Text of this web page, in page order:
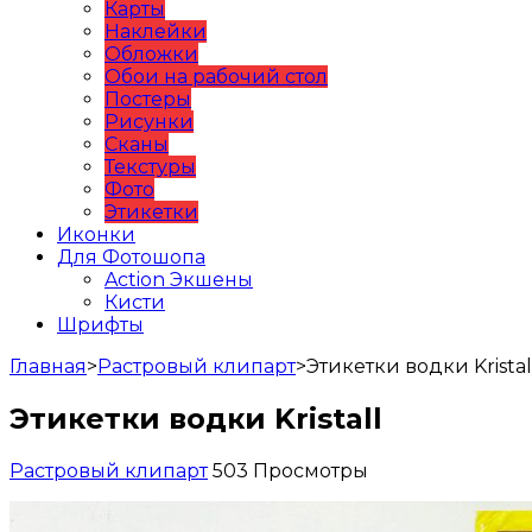
Карты
Наклейки
Обложки
Обои на рабочий стол
Постеры
Рисунки
Сканы
Текстуры
Фото
Этикетки
Иконки
Для Фотошопа
Action Экшены
Кисти
Шрифты
Главная>Растровый клипарт>Этикетки водки
Этикетки водки Kristall
Растровый клипарт 503 Просмотры